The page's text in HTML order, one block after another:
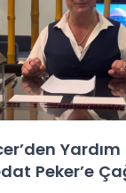
Yardım
Peker’e